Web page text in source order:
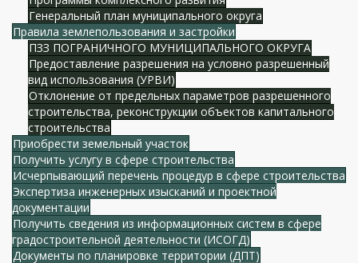
Генеральный план муниципального округа
Правила землепользования и застройки
ПЗЗ ПОГРАНИЧНОГО МУНИЦИПАЛЬНОГО ОКРУГА
Предоставление разрешения на условно разрешенный
вид использования (УРВИ)
Отклонение от предельных параметров разрешенного
строительства, реконструкции объектов капитального
строительства
Приобрести земельный участок
Получить услугу в сфере строительства
Исчерпывающий перечень процедур в сфере строительства
Экспертиза инженерных изысканий и проектной
документации
Получить сведения из информационных систем в сфере
градостроительной деятельности (ИСОГД)
Документы по планировке территории (ДПТ)